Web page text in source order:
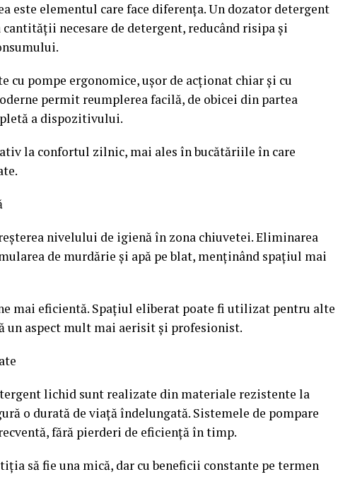
este elementul care face diferența. Un dozator detergent
necesare de detergent, reducând risipa și
pompe ergonomice, ușor de acționat chiar și cu
permit reumplerea facilă, de obicei din partea
a dispozitivului.
la confortul zilnic, mai ales în bucătăriile în care
nivelului de igienă în zona chiuvetei. Eliminarea
de murdărie și apă pe blat, menținând spațiul mai
mai eficientă. Spațiul eliberat poate fi utilizat pentru alte
un aspect mult mai aerisit și profesionist.
lichid sunt realizate din materiale rezistente la
o durată de viață îndelungată. Sistemele de pompare
fără pierderi de eficiență în timp.
să fie una mică, dar cu beneficii constante pe termen